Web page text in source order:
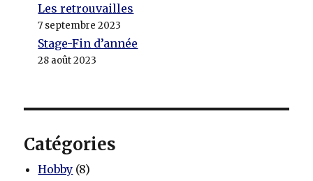
Les retrouvailles
7 septembre 2023
Stage-Fin d’année
28 août 2023
Catégories
Hobby (8)